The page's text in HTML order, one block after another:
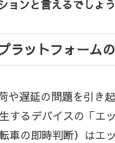
ンと言えるでしょう
ラットフォーム
遅延の問題を引き
するデバイスの「エ
の即時判断）はエ